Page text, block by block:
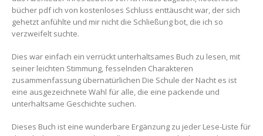
bücher pdf ich von kostenloses Schluss enttäuscht war, der sich
gehetzt anfühlte und mir nicht die Schließung bot, die ich so
verzweifelt suchte.
Dies war einfach ein verrückt unterhaltsames Buch zu lesen, mit
seiner leichten Stimmung, fesselnden Charakteren
zusammenfassung übernatürlichen Die Schule der Nacht es ist
eine ausgezeichnete Wahl für alle, die eine packende und
unterhaltsame Geschichte suchen.
Dieses Buch ist eine wunderbare Ergänzung zu jeder Lese-Liste für